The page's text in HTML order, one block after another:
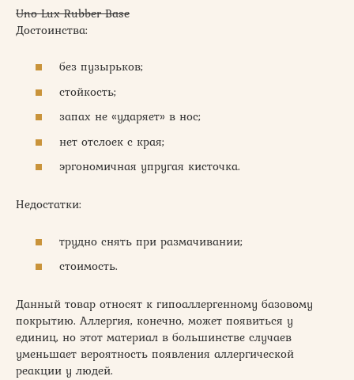
Uno Lux Rubber Base
Достоинства:
без пузырьков;
стойкость;
запах не «ударяет» в нос;
нет отслоек с края;
эргономичная упругая кисточка.
Недостатки:
трудно снять при размачивании;
стоимость.
Данный товар относят к гипоаллергенному базовому
покрытию. Аллергия, конечно, может появиться у
единиц, но этот материал в большинстве случаев
уменьшает вероятность появления аллергической
реакции у людей.